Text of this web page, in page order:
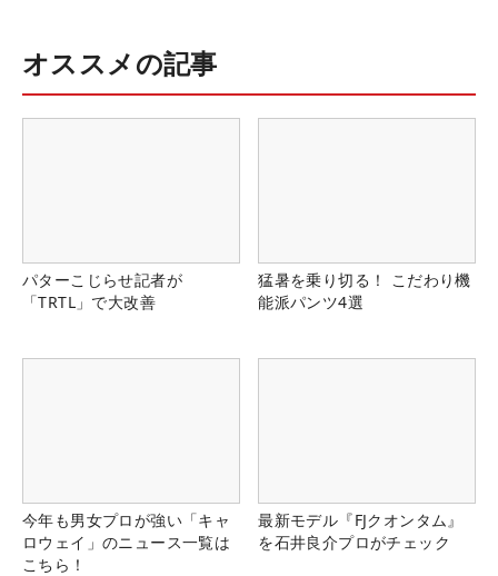
オススメの記事
パターこじらせ記者が
「TRTL」で大改善
猛暑を乗り切る！ こだわり機
能派パンツ4選
今年も男女プロが強い「キャ
ロウェイ」のニュース一覧は
こちら！
最新モデル『FJクオンタム』
を石井良介プロがチェック